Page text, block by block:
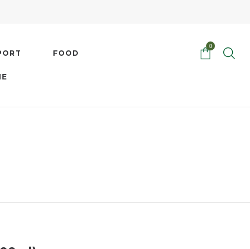
FOOD
0